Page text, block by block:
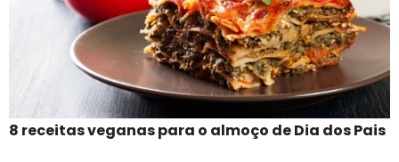
8 receitas veganas para o almoço de Dia dos Pais